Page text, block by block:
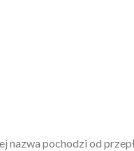
nazwa pochodzi od